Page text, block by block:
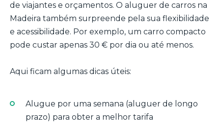
de viajantes e orçamentos. O aluguer de carros na
Madeira também surpreende pela sua flexibilidade
e acessibilidade. Por exemplo, um carro compacto
pode custar apenas 30 € por dia ou até menos.
Aqui ficam algumas dicas úteis:
Alugue por uma semana (aluguer de longo
prazo) para obter a melhor tarifa